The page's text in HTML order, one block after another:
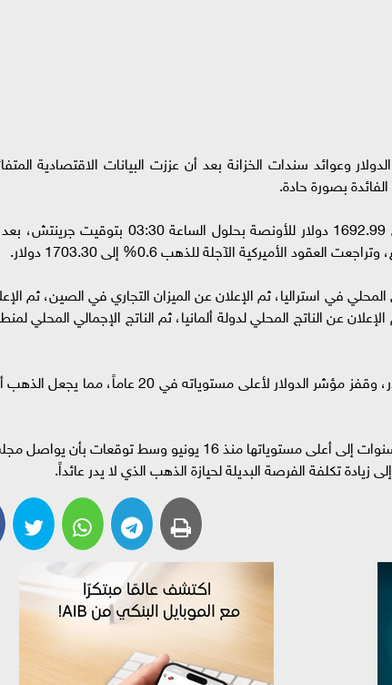
7 سبتمبر مع ارتفاع الدولار وعوائد سندات الخزانة بعد أن عززت البيانات الاقتصادية
بصورة حادة.
وانخفض الذهب في المعاملات الفورية 0.5% إلى 1692.99 دولار للأونصة بحلول الساعة 03:30
الآجلة للذهب 0.6% إلى 1703.30 دولار.
في استراليا، ثم الإعلان عن الميزان التجاري في الصين، ثم
عن الناتج المحلي لدولة ألمانيا، ثم الناتج الإجمالي المحلي
وعززت بيانات قطاع الخدمات الأمريكي القوية الدولار، وقفز مؤشر الدولار لأعلى مستوياته في 20 عاماً، مما
وارتفعت عوائد سندات الخزانة الأميركية لأجل عشر سنوات إلى أعلى مستوياتها منذ 16 يونيو وسط توقعات بأن
زيادة تكلفة الفرصة البديلة لحيازة الذهب الذي لا يدر عائداً.